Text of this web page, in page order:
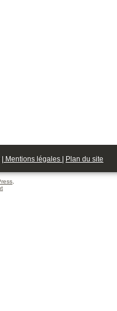
| Mentions légales | Plan du site
,